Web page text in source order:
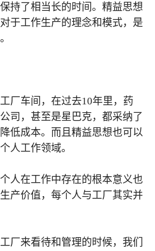
持了相当长的时间。精益思想
于工作生产的理念和模式，是
厂车间，在过去10年里，药
司，甚至是星巴克，都采纳了
低成本。而且精益思想也可以
人工作领域。
人在工作中存在的根本意义也
产价值，每个人与工厂其实并
厂来看待和管理的时候，我们